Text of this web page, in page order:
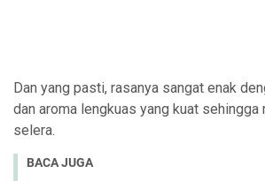
Dan yang pasti, rasanya sangat enak
dan aroma lengkuas yang kuat sehingga
selera.
BACA JUGA